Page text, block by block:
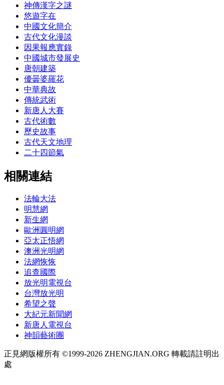
神傳漢字之謎
悠遊字在
中國文化簡介
古代文化漫談
因果報應實錄
中國城市發展史
唐朝建築
優曇婆羅花
中華典故
傳統武術
新唐人大賽
古代術數
歷史故事
古代天文地理
二十四節氣
相關連結
法輪大法
明慧網
新生網
歐洲圓明網
亞太正悟網
澳洲光明網
法網恢恢
追查國際
放光明電視台
台灣放光明
希望之聲
大紀元新聞網
新唐人電視台
神韻藝術團
正見網版權所有 ©1999-2026 ZHENGJIAN.ORG 轉載請註明出
處